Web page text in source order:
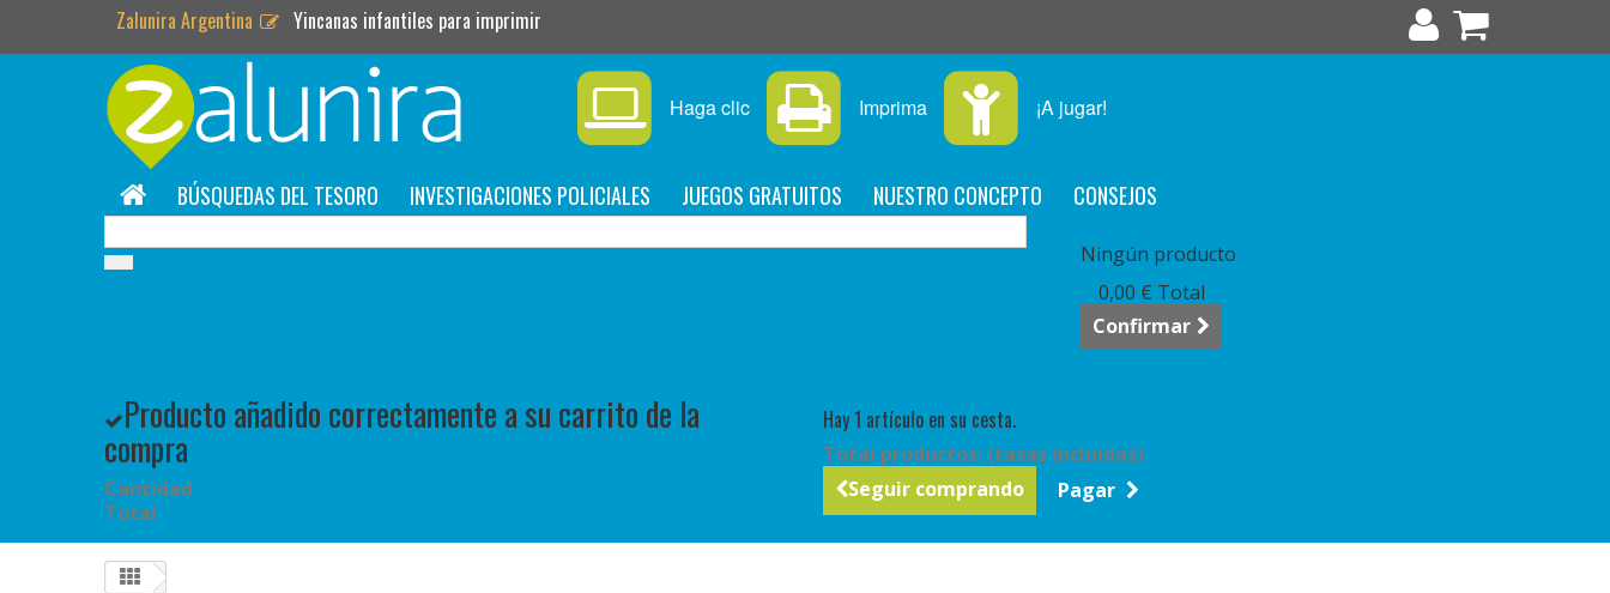
Zalunira Argentina Yincanas infantiles para imprimir
Haga clic Imprima ¡A jugar!
BÚSQUEDAS DEL TESORO INVESTIGACIONES POLICIALES JUEGOS GRATUITOS NUESTRO CONCEPTO CONSEJOS
Ningún producto
0,00 € Total
Confirmar
Producto añadido correctamente a su carrito de la
compra
Cantidad
Total
Hay 1 artículo en su cesta.
Total productos: (tasas incluídas)
Seguir comprando
Pagar